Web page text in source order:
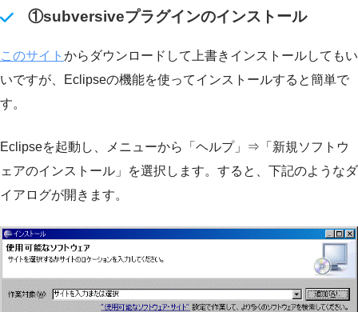
①subversiveプラグインのインストール
このサイト からダウンロードして上書きインストールしてもい
いですが、Eclipseの機能を使ってインストールすると簡単で
す。
Eclipseを起動し、メニューから「ヘルプ」⇒「新規ソフトウ
ェアのインストール」を選択します。すると、下記のようなダ
イアログが開きます。